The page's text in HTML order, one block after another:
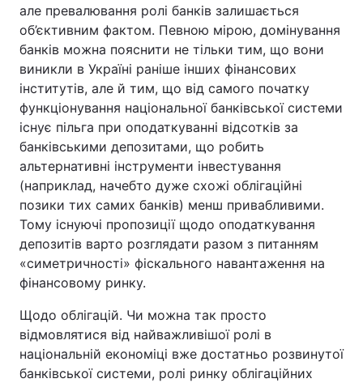
але превалювання ролі банків залишається
об’єктивним фактом. Певною мірою, домінування
банків можна пояснити не тільки тим, що вони
виникли в Україні раніше інших фінансових
інститутів, але й тим, що від самого початку
функціонування національної банківської системи
існує пільга при оподаткуванні відсотків за
банківськими депозитами, що робить
альтернативні інструменти інвестування
(наприклад, начебто дуже схожі облігаційні
позики тих самих банків) менш привабливими.
Тому існуючі пропозиції щодо оподаткування
депозитів варто розглядати разом з питанням
«симетричності» фіскального навантаження на
фінансовому ринку.
Щодо облігацій. Чи можна так просто
відмовлятися від найважливішої ролі в
національній економіці вже достатньо розвинутої
банківської системи, ролі ринку облігаційних